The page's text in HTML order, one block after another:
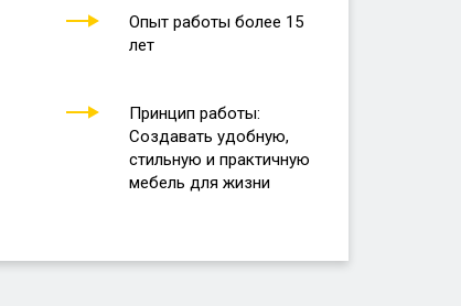
Опыт работы более 15
лет
Принцип работы:
Создавать удобную,
стильную и практичную
мебель для жизни